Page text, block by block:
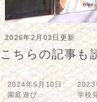
2026年2月03日更新
こちらの記事も
2024年5月10日
園庭遊び…
2023
学校